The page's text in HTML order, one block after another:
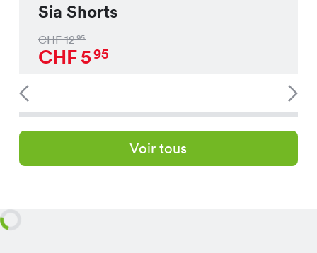
Sia Shorts
CHF1295
CHF595
Voir tous